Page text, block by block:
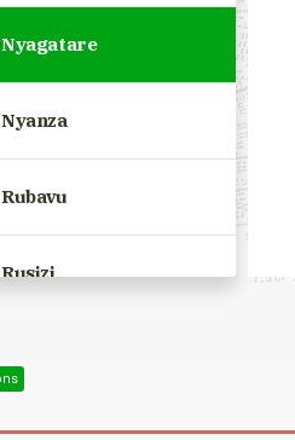
Nyagatare
Nyanza
Rubavu
Rusizi